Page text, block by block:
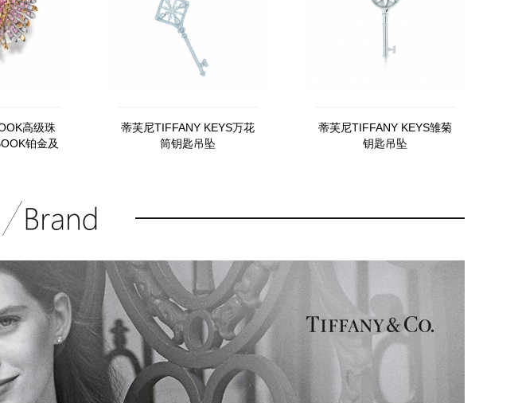
高级珠
铂金及
蒂芙尼TIFFANY KEYS万花
筒钥匙吊坠
蒂芙尼TIFFANY KEYS雏菊
钥匙吊坠